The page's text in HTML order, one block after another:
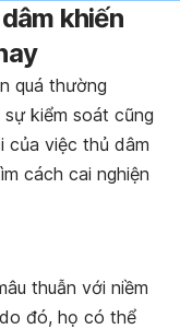
khiến
quá thường
kiểm soát cũng
của việc thủ dâm
cách cai nghiện
thuẫn với niềm
đó, họ có thể